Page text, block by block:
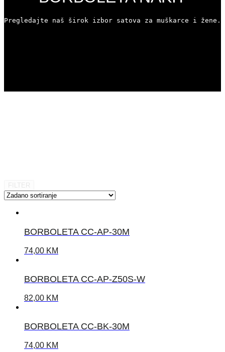
Pregledajte naš širok izbor satova za muškarce i
BORBOLETA CC-AP-30M
74,00 KM
BORBOLETA CC-AP-Z50S-W
82,00 KM
BORBOLETA CC-BK-30M
74,00 KM